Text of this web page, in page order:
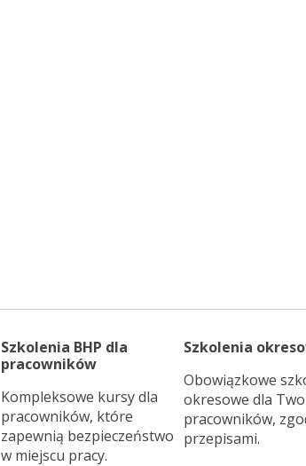
Szkolenia BHP dla
pracowników
Kompleksowe kursy dla
pracowników, które
zapewnią bezpieczeństwo
w miejscu pracy.
Szkolenia
Obowiązkowe
okresowe dla
pracowników,
przepisami.